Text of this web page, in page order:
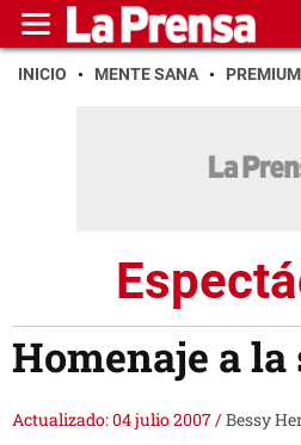
INICIO MENTE SANA PREMIUM
Homenaje a la
Actualizado: 04 julio 2007/Bessy